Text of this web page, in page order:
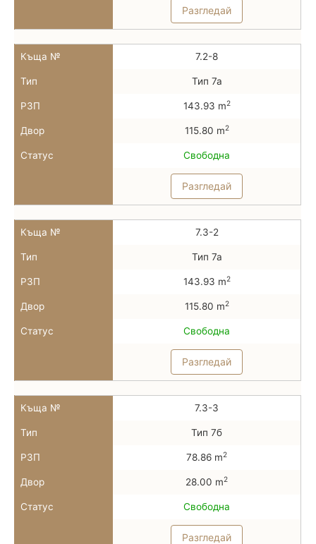
Разгледай
Къща № 7.2-8
Тип Тип 7а
РЗП 143.93 m2
Двор 115.80 m2
Статус Свободна
Разгледай
Къща № 7.3-2
Тип Тип 7а
РЗП 143.93 m2
Двор 115.80 m2
Статус Свободна
Разгледай
Къща № 7.3-3
Тип Тип 7б
РЗП 78.86 m2
Двор 28.00 m2
Статус Свободна
Разгледай